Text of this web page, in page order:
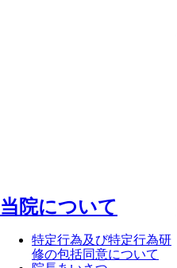
当院について
特定行為及び特定行為研
修の包括同意について